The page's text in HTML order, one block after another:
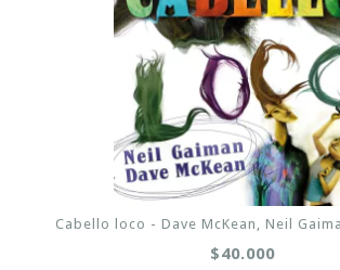
Cabello loco - Dave McKean, Neil
$40.000